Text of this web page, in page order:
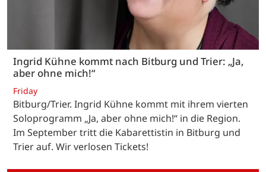
Ingrid Kühne kommt nach Bitburg und Trier: „Ja,
aber ohne mich!“
Friday
Bitburg/Trier. Ingrid Kühne kommt mit ihrem vierten
Soloprogramm „Ja, aber ohne mich!“ in die Region.
Im September tritt die Kabarettistin in Bitburg und
Trier auf. Wir verlosen Tickets!